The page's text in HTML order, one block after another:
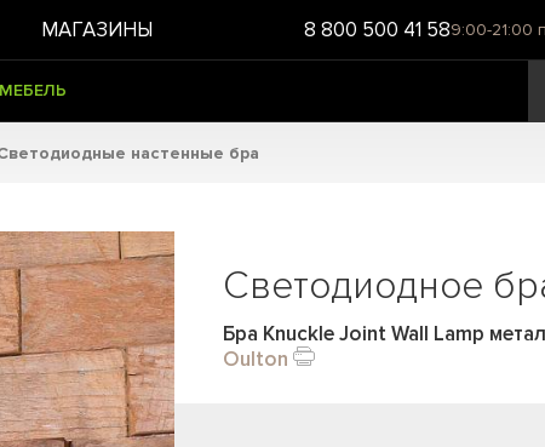
МАГАЗИНЫ 8 800 500 41 589:00-21:00
настенные бра
Светодиодное
Бра Knuckle Joint Wall Lamp
Oulton